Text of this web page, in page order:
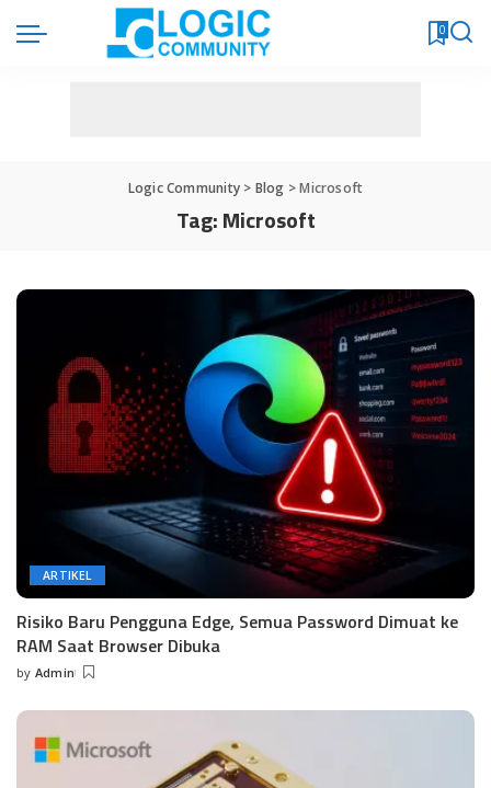
0
Logic Community > Blog >Microsoft
Tag:Microsoft
ARTIKEL
Risiko Baru Pengguna Edge, Semua Password Dimuat ke
RAM Saat Browser Dibuka
Posted
by Admin